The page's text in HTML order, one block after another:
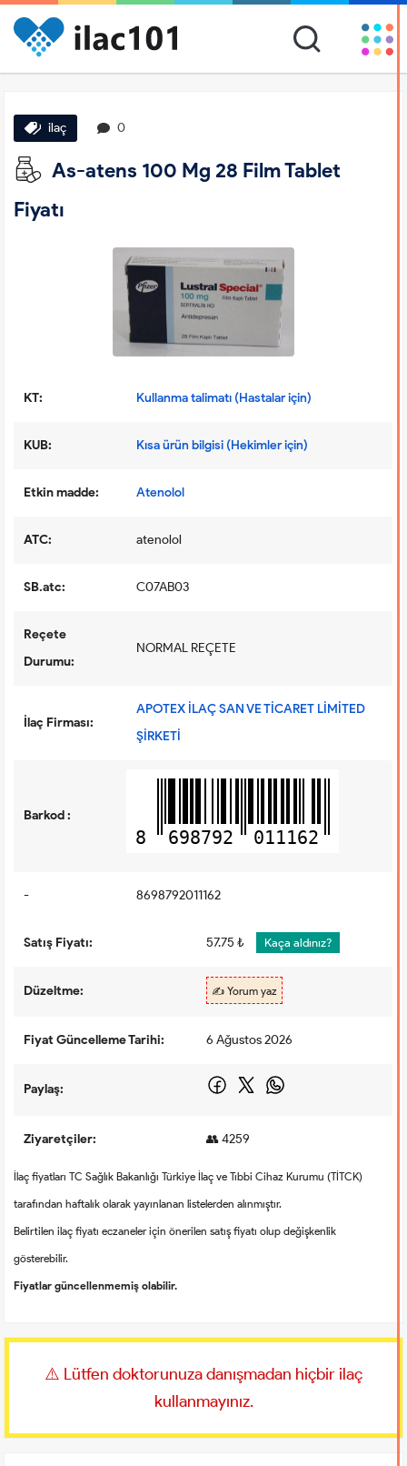
ilaç 0
As-atens 100 Mg 28 Film Tablet
Fiyatı
KT: Kullanma talimatı (Hastalar için)
KUB: Kısa ürün bilgisi (Hekimler için)
Etkin madde: Atenolol
ATC: atenolol
SB.atc: C07AB03
Reçete
Durumu:
NORMAL REÇETE
İlaç Firması:
APOTEX İLAÇ SAN VE TİCARET LİMİTED
ŞİRKETİ
Barkod :
8 698792 011162
- 8698792011162
Satış Fiyatı: 57.75 ₺ Kaça aldınız?
Düzeltme: ✍️ Yorum yaz
Fiyat Güncelleme Tarihi: 6 Ağustos 2026
Paylaş:
Ziyaretçiler: 👥 4259
İlaç fiyatları TC Sağlık Bakanlığı Türkiye İlaç ve Tıbbi Cihaz Kurumu (TİTCK)
tarafından haftalık olarak yayınlanan listelerden alınmıştır.
Belirtilen ilaç fiyatı eczaneler için önerilen satış fiyatı olup değişkenlik
gösterebilir.
Fiyatlar güncellenmemiş olabilir.
⚠️ Lütfen doktorunuza danışmadan hiçbir ilaç
kullanmayınız.